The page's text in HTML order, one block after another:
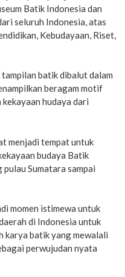
Batik Indonesia dan
seluruh Indonesia, atas
Kebudayaan, Riset,
batik dibalut dalam
beragam motif
hudaya dari
menjadi tempat untuk
budaya Batik
Sumatara sampai
momen istimewa untuk
di Indonesia untuk
karya batik yang mewalali
perwujudan nyata